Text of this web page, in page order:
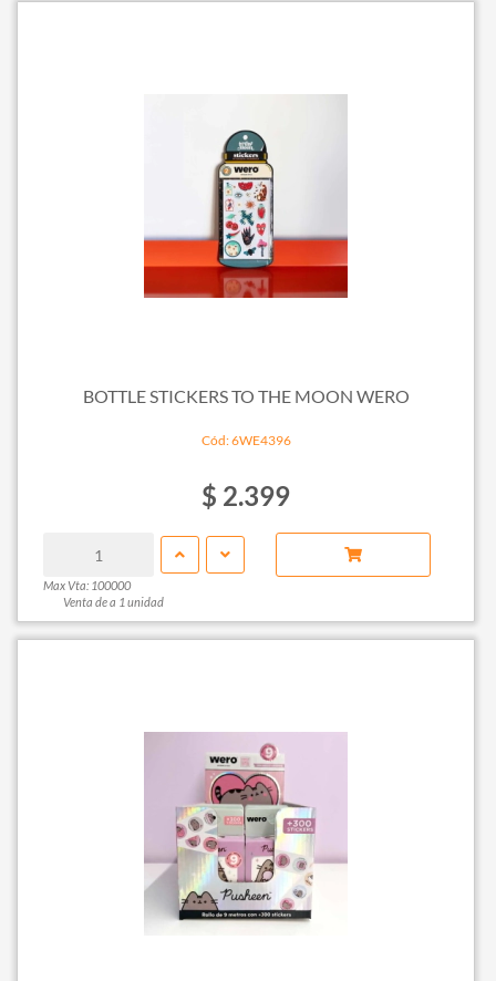
BOTTLE STICKERS TO THE MOON WERO
Cód: 6WE4396
$ 2.399
Max Vta: 100000
Venta de a 1 unidad